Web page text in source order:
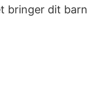
bringer dit